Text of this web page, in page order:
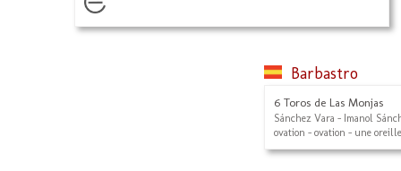
Barbastro
6 Toros de Las Monjas
Sánchez Vara - Imanol
ovation - ovation - une